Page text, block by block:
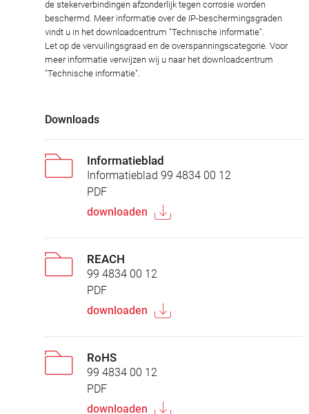
de stekerverbindingen afzonderlijk tegen corrosie worden
beschermd. Meer informatie over de IP-beschermingsgraden
vindt u in het downloadcentrum "Technische informatie".
Let op de vervuilingsgraad en de overspanningscategorie. Voor
meer informatie verwijzen wij u naar het downloadcentrum
"Technische informatie".
Downloads
Informatieblad
Informatieblad 99 4834 00 12
PDF
downloaden
REACH
99 4834 00 12
PDF
downloaden
RoHS
99 4834 00 12
PDF
downloaden